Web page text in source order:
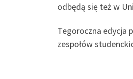
odbędą się też w
Tegoroczna edycja
zespołów